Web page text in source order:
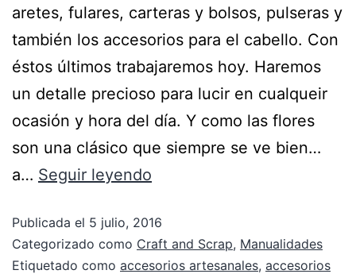
aretes, fulares, carteras y bolsos, pulseras y
también los accesorios para el cabello. Con
éstos últimos trabajaremos hoy. Haremos
un detalle precioso para lucir en cualqueir
ocasión y hora del día. Y como las flores
son una clásico que siempre se ve bien…
a… Seguir leyendo
Publicada el 5 julio, 2016
Categorizado como Craft and Scrap, Manualidades
Etiquetado como accesorios artesanales, accesorios